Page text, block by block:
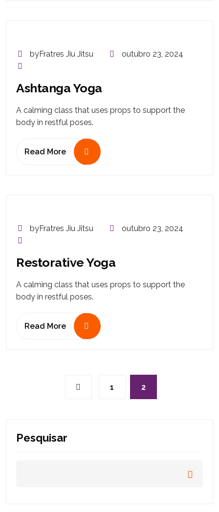
byFratres Jiu Jitsu outubro 23, 2024
Ashtanga Yoga
A calming class that uses props to support the
body in restful poses.
Read More
byFratres Jiu Jitsu outubro 23, 2024
Restorative Yoga
A calming class that uses props to support the
body in restful poses.
Read More
1 2
Pesquisar